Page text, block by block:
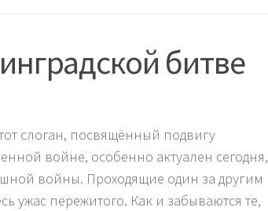
битве
слоган, посвящённый подвигу
войне, особенно актуален сегодня,
войны. Проходящие один за другим
ужас пережитого. Как и забываются те,